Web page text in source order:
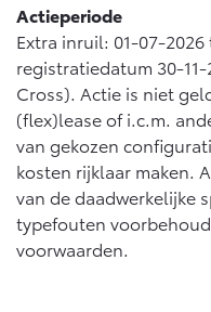
Actieperiode
Extra inruil: 01-07-
registratiedatum 30-11-
Cross). Actie is niet
(flex)lease of i.c.m.
van gekozen
kosten rijklaar maken.
van de daadwerkelijke
typefouten
voorwaarden.